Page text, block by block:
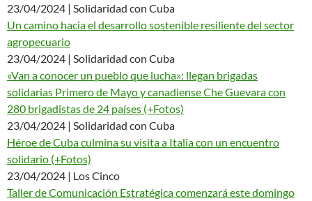
23/04/2024 | Solidaridad con Cuba
Un camino hacia el desarrollo sostenible resiliente del sector
agropecuario
23/04/2024 | Solidaridad con Cuba
«Van a conocer un pueblo que lucha»: llegan brigadas
solidarias Primero de Mayo y canadiense Che Guevara con
280 brigadistas de 24 países (+Fotos)
23/04/2024 | Solidaridad con Cuba
Héroe de Cuba culmina su visita a Italia con un encuentro
solidario (+Fotos)
23/04/2024 | Los Cinco
Taller de Comunicación Estratégica comenzará este domingo